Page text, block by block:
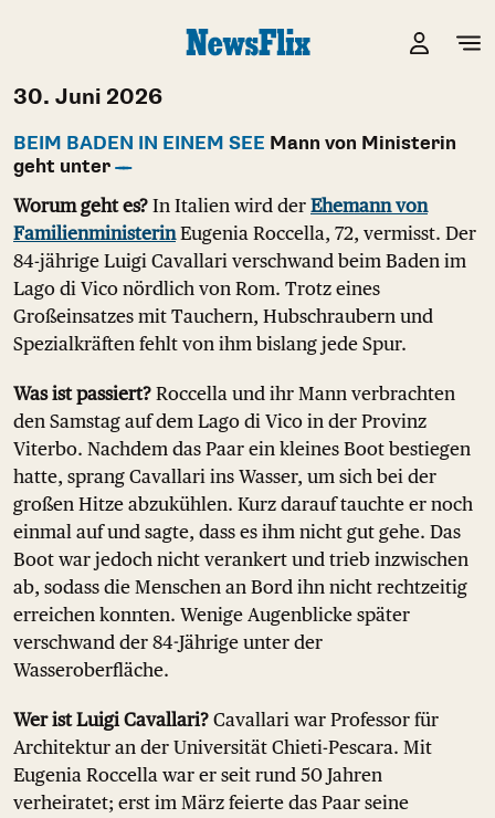
30. Juni 2026
BEIM BADEN IN EINEM SEE Mann von Ministerin
geht unter
Worum geht es? In Italien wird der Ehemann von
FamilienministerinEugenia Roccella, 72, vermisst. Der
84-jährige Luigi Cavallari verschwand beim Baden im
Lago di Vico nördlich von Rom. Trotz eines
Großeinsatzes mit Tauchern, Hubschraubern und
Spezialkräften fehlt von ihm bislang jede Spur.
Was ist passiert? Roccella und ihr Mann verbrachten
den Samstag auf dem Lago di Vico in der Provinz
Viterbo. Nachdem das Paar ein kleines Boot bestiegen
hatte, sprang Cavallari ins Wasser, um sich bei der
großen Hitze abzukühlen. Kurz darauf tauchte er noch
einmal auf und sagte, dass es ihm nicht gut gehe. Das
Boot war jedoch nicht verankert und trieb inzwischen
ab, sodass die Menschen an Bord ihn nicht rechtzeitig
erreichen konnten. Wenige Augenblicke später
verschwand der 84-Jährige unter der
Wasseroberfläche.
Wer ist Luigi Cavallari? Cavallari war Professor für
Architektur an der Universität Chieti-Pescara. Mit
Eugenia Roccella war er seit rund 50 Jahren
verheiratet; erst im März feierte das Paar seine